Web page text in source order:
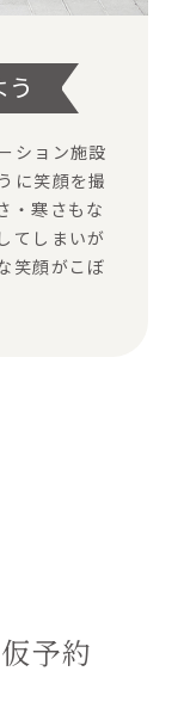
ション施設
に笑顔を撮
・寒さもな
てしまいが
笑顔がこぼ
予約